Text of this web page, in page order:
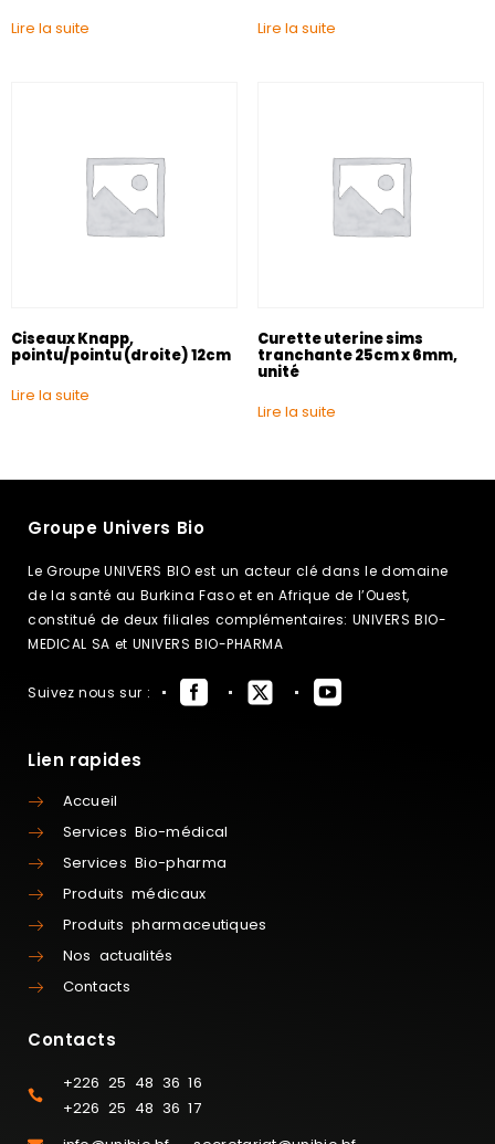
Lire la suite
Lire la suite
Ciseaux Knapp,
pointu/pointu (droite) 12cm
Lire la suite
Curette uterine sims
tranchante 25cm x 6mm,
unité
Lire la suite
Groupe Univers Bio
Le Groupe UNIVERS BIO est un acteur clé dans le domaine
de la santé au Burkina Faso et en Afrique de l’Ouest,
constitué de deux filiales complémentaires: UNIVERS BIO-
MEDICAL SA et UNIVERS BIO-PHARMA
Suivez nous sur :
Lien rapides
Accueil
Services Bio-médical
Services Bio-pharma
Produits médicaux
Produits pharmaceutiques
Nos actualités
Contacts
Contacts
+226 25 48 36 16
+226 25 48 36 17